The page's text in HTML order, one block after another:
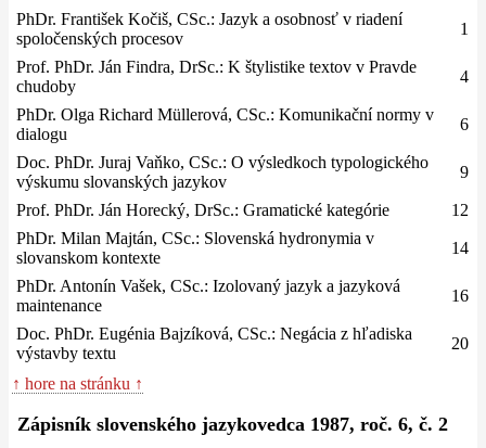
PhDr. František Kočiš, CSc.: Jazyk a osobnosť v riadení
spoločenských procesov
1
Prof. PhDr. Ján Findra, DrSc.: K štylistike textov v Pravde
chudoby
4
PhDr. Olga Richard Müllerová, CSc.: Komunikační normy v
dialogu
6
Doc. PhDr. Juraj Vaňko, CSc.: O výsledkoch typologického
výskumu slovanských jazykov
9
Prof. PhDr. Ján Horecký, DrSc.: Gramatické kategórie
12
PhDr. Milan Majtán, CSc.: Slovenská hydronymia v
slovanskom kontexte
14
PhDr. Antonín Vašek, CSc.: Izolovaný jazyk a jazyková
maintenance
16
Doc. PhDr. Eugénia Bajzíková, CSc.: Negácia z hľadiska
výstavby textu
20
↑ hore na stránku ↑
Zápisník slovenského jazykovedca 1987, roč. 6, č. 2